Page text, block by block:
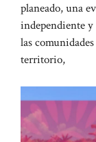
planeado, una
independiente
las
territorio,